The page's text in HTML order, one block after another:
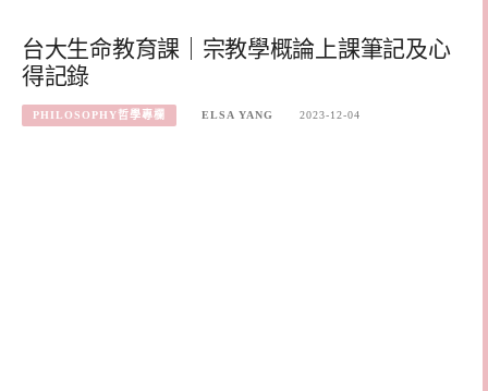
台大生命教育課｜宗教學概論上課筆記及心
得記錄
PHILOSOPHY哲學專欄 ELSA YANG 2023-12-04